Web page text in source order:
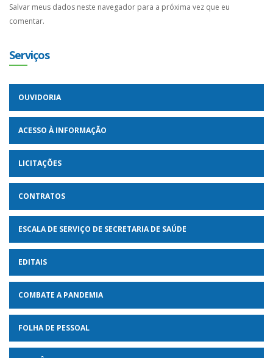
Salvar meus dados neste navegador para a próxima vez que eu
comentar.
Serviços
OUVIDORIA
ACESSO À INFORMAÇÃO
LICITAÇÕES
CONTRATOS
ESCALA DE SERVIÇO DE SECRETARIA DE SAÚDE
EDITAIS
COMBATE A PANDEMIA
FOLHA DE PESSOAL